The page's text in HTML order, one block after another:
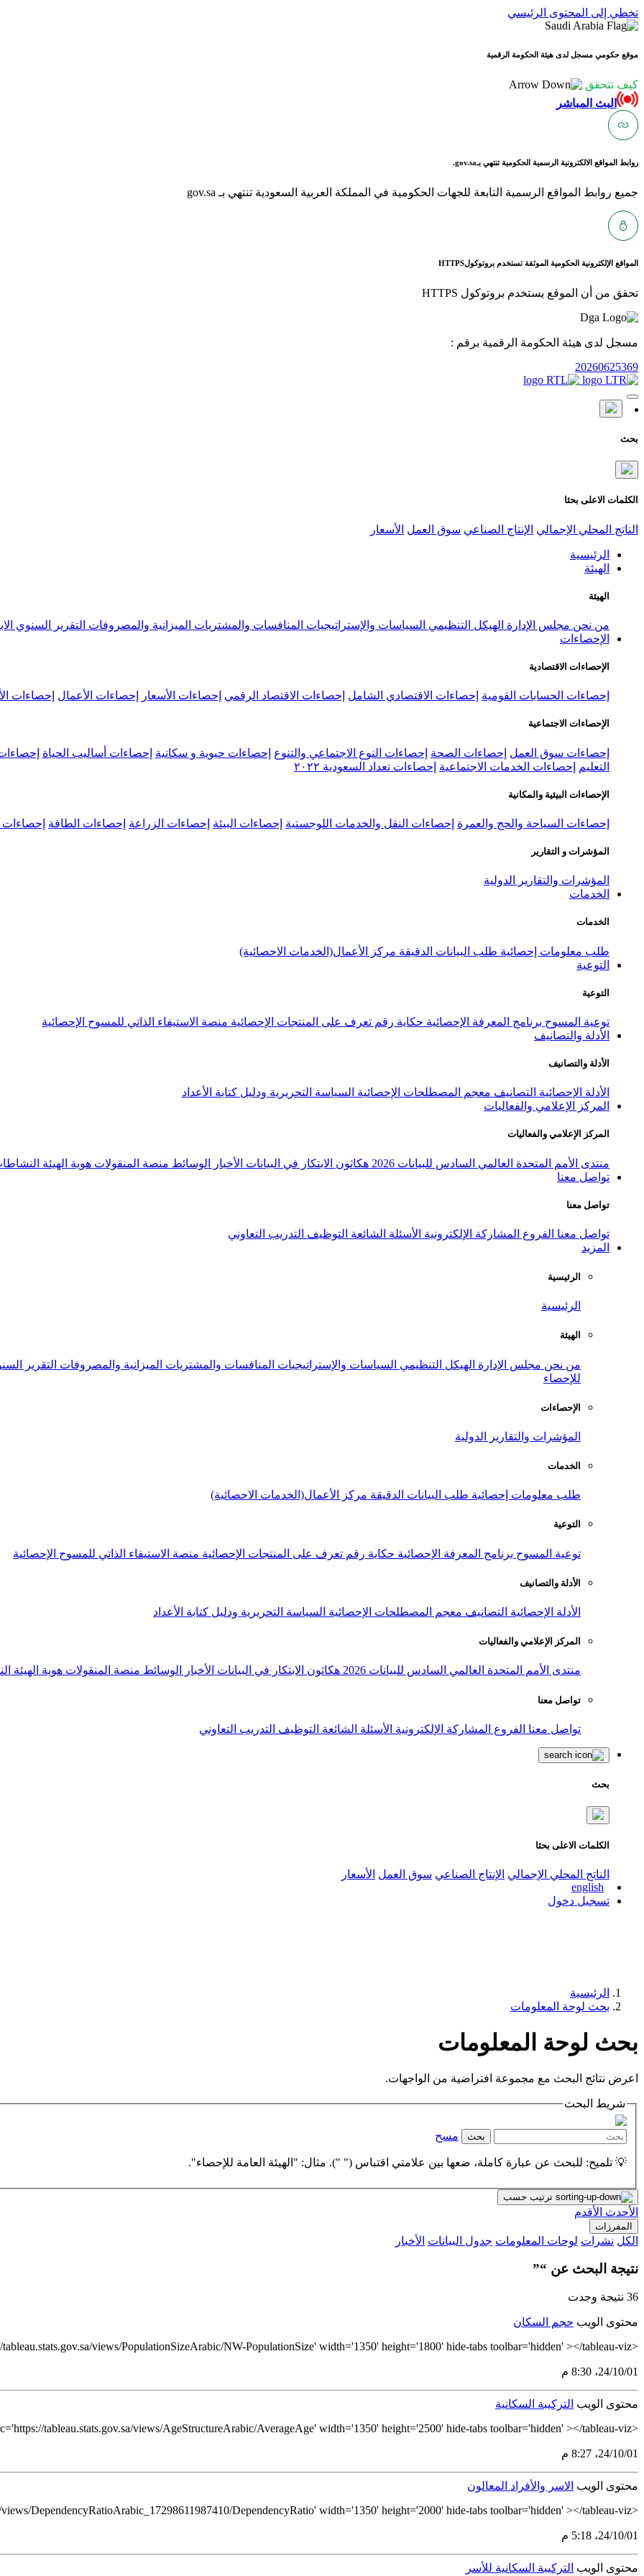
تخطي إلى المحتوى الرئيسي
موقع حكومي مسجل لدى هيئة الحكومة الرقمية
كيف تتحقق
البث المباشر
روابط المواقع الالكترونية الرسمية الحكومية تنتهي بـgov.sa.
جميع روابط المواقع الرسمية التابعة للجهات الحكومية في المملكة العربية السعودية تنتهي بـ gov.sa
المواقع الإلكترونية الحكومية الموثقة تستخدم بروتوكولHTTPS
تحقق من أن الموقع يستخدم بروتوكول HTTPS
مسجل لدى هيئة الحكومة الرقمية برقم :
20260625369
بحث
الكلمات الاعلى بحثا
الناتج المحلي الإجمالي الإنتاج الصناعي سوق العمل الأسعار
الرئيسية
الهيئة
الهيئة
من نحن مجلس الإدارة الهيكل التنظيمي السياسات والإستراتيجيات المنافسات والمشتريات الميزانية والمصروفات التقرير السنوي
الإحصاءات
الإحصاءات الاقتصادية
إحصاءات الحسابات القومية إحصاءات الاقتصادي الشامل إحصاءات الاقتصاد الرقمي إحصاءات الأسعار إحصاءات الأعمال إحصاءات
الإحصاءات الاجتماعية
إحصاءات سوق العمل إحصاءات الصحة إحصاءات النوع الاجتماعي والتنوع إحصاءات حيوية و سكانية إحصاءات أساليب الحياة
التعليم
إحصاءات الخدمات الاجتماعية إحصاءات تعداد السعودية ٢٠٢٢
الإحصاءات البيئية والمكانية
إحصاءات السياحة والحج والعمرة إحصاءات النقل والخدمات اللوجستية إحصاءات البيئة إحصاءات الزراعة إحصاءات الطاقة إحصاءات
المؤشرات و التقارير
المؤشرات والتقارير الدولية
الخدمات
الخدمات
طلب معلومات إحصائية طلب البيانات الدقيقة مركز الأعمال(الخدمات الاحصائية)
التوعية
التوعية
توعية المسوح برنامج المعرفة الإحصائية حكاية رقم تعرف على المنتجات الإحصائية منصة الاستيفاء الذاتي للمسوح الإحصائية
الأدلة والتصانيف
الأدلة والتصانيف
الأدلة الإحصائية التصانيف معجم المصطلحات الإحصائية السياسة التحريرية ودليل كتابة الأعداد
المركز الإعلامي والفعاليات
المركز الإعلامي والفعاليات
منتدى الأمم المتحدة العالمي السادس للبيانات 2026 هكاثون الابتكار في البيانات الأخبار الوسائط منصة المنقولات هوية الهيئة
تواصل معنا
تواصل معنا
تواصل معنا الفروع المشاركة الإلكترونية الأسئلة الشائعة التوظيف التدريب التعاوني
المزيد
الرئيسية
الرئيسية
الهيئة
من نحن مجلس الإدارة الهيكل التنظيمي السياسات والإستراتيجيات المنافسات والمشتريات الميزانية والمصروفات التقرير
للإحصاء
الإحصاءات
المؤشرات والتقارير الدولية
الخدمات
طلب معلومات إحصائية طلب البيانات الدقيقة مركز الأعمال(الخدمات الاحصائية)
التوعية
توعية المسوح برنامج المعرفة الإحصائية حكاية رقم تعرف على المنتجات الإحصائية منصة الاستيفاء الذاتي للمسوح الإحصائية
الأدلة والتصانيف
الأدلة الإحصائية التصانيف معجم المصطلحات الإحصائية السياسة التحريرية ودليل كتابة الأعداد
المركز الإعلامي والفعاليات
منتدى الأمم المتحدة العالمي السادس للبيانات 2026 هكاثون الابتكار في البيانات الأخبار الوسائط منصة المنقولات هوية الهيئة
تواصل معنا
تواصل معنا الفروع المشاركة الإلكترونية الأسئلة الشائعة التوظيف التدريب التعاوني
بحث
الكلمات الاعلى بحثا
الناتج المحلي الإجمالي الإنتاج الصناعي سوق العمل الأسعار
english
تسجيل دخول
الرئيسية
بحث لوحة المعلومات
بحث لوحة المعلومات
اعرض نتائج البحث مع مجموعة افتراضية من الواجهات.
شريط البحث
بحث مسح
💡 تلميح: للبحث عن عبارة كاملة، ضعها بين علامتي اقتباس (" "). مثال: "الهيئة العامة للإحصاء".
ترتيب حسب
الأحدث الأقدم
المفرزات
الكل نشرات لوحات المعلومات جدول البيانات الأخبار
نتيجة البحث عن “”
36 نتيجة وجدت
محتوى الويب حجم السكان
<tableau-viz id='tableau-viz' src='https://tableau.stats.gov.sa/views/PopulationSizeArabic/NW-PopulationSize' width='1350' height='1800' hide-tabs toolbar='hidden' ></tableau-viz>
01‏/10‏/24، 8:30 م
محتوى الويب التركيبة السكانية
<tableau-viz id='tableau-viz' src='https://tableau.stats.gov.sa/views/AgeStructureArabic/AverageAge' width='1350' height='2500' hide-tabs toolbar='hidden' ></tableau-viz>
01‏/10‏/24، 8:27 م
محتوى الويب الاسر والأفراد المعالون
<tableau-viz id='tableau-viz' src='https://tableau.stats.gov.sa/views/DependencyRatioArabic_17298611987410/DependencyRatio' width='1350' height='2000' hide-tabs toolbar='hidden' ></tableau-viz>
01‏/10‏/24، 5:18 م
محتوى الويب التركيبة السكانية للأسر